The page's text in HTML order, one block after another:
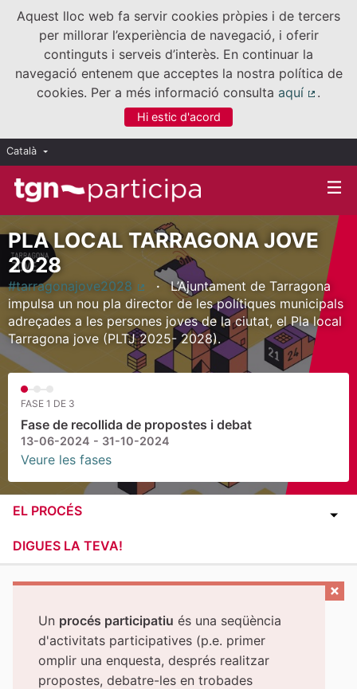
Aquest lloc web fa servir cookies pròpies i de tercers
per millorar l’experiència de navegació, i oferir
continguts i serveis d’interès. En continuar la
navegació entenem que acceptes la nostra política de
cookies. Per a més informació consulta aquí
.
Hi estic d'acord
Català Triar la llengua
PLA LOCAL TARRAGONA JOVE
2028
#tarragonajove2028
(Enllaç extern)
L’Ajuntament de Tarragona
impulsa un nou pla director de les polítiques municipals
adreçades a les persones joves de la ciutat, el Pla local
Tarragona jove (PLTJ 2025- 2028).
FASE 1 DE 3
Fase de recollida de propostes i debat
13-06-2024 - 31-10-2024
Veure les fases
EL PROCÉS
DIGUES LA TEVA!
Un procés participatiu és una seqüència
d'activitats participatives (p.e. primer
omplir una enquesta, després realitzar
propostes, debatre-les en trobades